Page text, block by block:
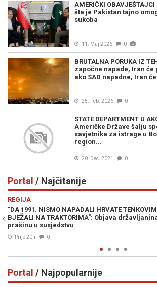
AMERIČKI
šta je Pakistan tajno
sukoba
11. Maj 2026 0
BRUTALNA PORUKA IZ
započne napade, Iran će
ako SAD napadne, Iran
25. Feb. 2026 0
STATE DEPARTMENT U
Američke Države šalju
savjetnika za istrage u
region...
20. Dec. 2021 0
Portal / Najčitanije
REGIJA
"DA 1991. NISMO NAPADALI HRVATE
BJEŽALI NA TRAKTORIMA": Objava
prašinu u susjedstvu
Prije 20h 0
Portal / Najpopularnije